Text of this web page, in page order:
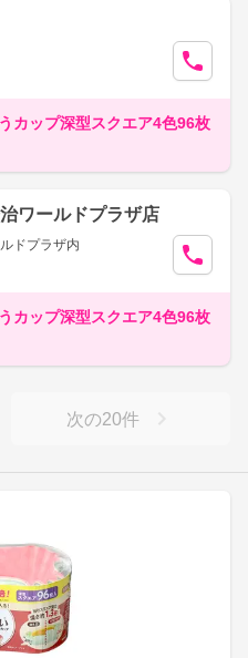
カップ深型スクエア4色96枚
ワールドプラザ店
ドプラザ内
カップ深型スクエア4色96枚
次の20件